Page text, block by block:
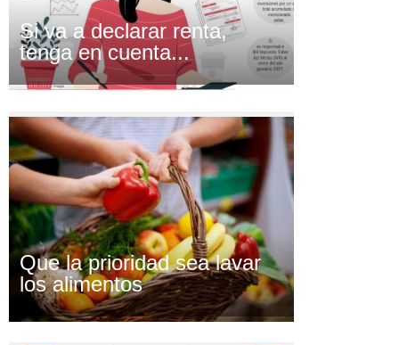
Si va a declarar renta,
tenga en cuenta...
Que la prioridad sea lavar
los alimentos